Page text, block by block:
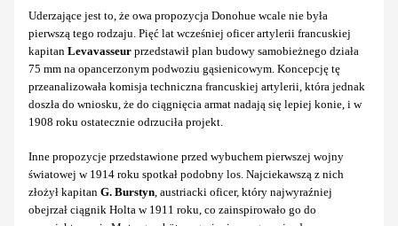
Uderzające jest to, że owa propozycja Donohue wcale nie była
pierwszą tego rodzaju. Pięć lat wcześniej oficer artylerii francuskiej
kapitan Levavasseur przedstawił plan budowy samobieżnego działa
75 mm na opancerzonym podwoziu gąsienicowym. Koncepcję tę
przeanalizowała komisja techniczna francuskiej artylerii, która jednak
doszła do wniosku, że do ciągnięcia armat nadają się lepiej konie, i w
1908 roku ostatecznie odrzuciła projekt.
Inne propozycje przedstawione przed wybuchem pierwszej wojny
światowej w 1914 roku spotkał podobny los. Najciekawszą z nich
złożył kapitan G. Burstyn, austriacki oficer, który najwyraźniej
obejrzał ciągnik Holta w 1911 roku, co zainspirowało go do